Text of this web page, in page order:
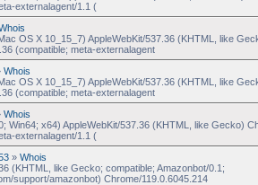
externalagent/1.1 (
OS X 10_15_7) AppleWebKit/537.36 (KHTML, like
(compatible; meta-externalagent
Whois
OS X 10_15_7) AppleWebKit/537.36 (KHTML, like
(compatible; meta-externalagent
Whois
Win64; x64) AppleWebKit/537.36 (KHTML, like Gecko)
externalagent/1.1 (
» Whois
(KHTML, like Gecko; compatible; Amazonbot/0.1;
support/amazonbot) Chrome/119.0.6045.214